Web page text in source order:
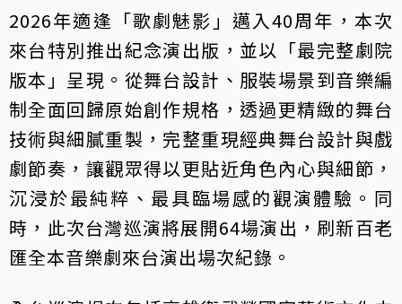
2026年適逢「歌劇魅影」邁入40周年，本次
來台特別推出紀念演出版，並以「最完整劇院
版本」呈現。從舞台設計、服裝場景到音樂編
制全面回歸原始創作規格，透過更精緻的舞台
技術與細膩重製，完整重現經典舞台設計與戲
劇節奏，讓觀眾得以更貼近角色內心與細節，
沉浸於最純粹、最具臨場感的觀演體驗。同
時，此次台灣巡演將展開64場演出，刷新百老
匯全本音樂劇來台演出場次紀錄。